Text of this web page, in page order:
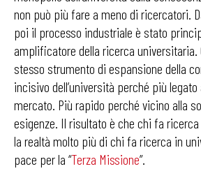
non può più fare a meno di ricercatori.
poi il processo industriale è stato
amplificatore della ricerca universitaria.
stesso strumento di espansione della
incisivo dell’università perché più legato
mercato. Più rapido perché vicino alla
esigenze. Il risultato è che chi fa
la realtà molto più di chi fa ricerca in
pace per la “Terza Missione”.